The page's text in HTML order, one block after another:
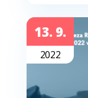
13. 9.
2022